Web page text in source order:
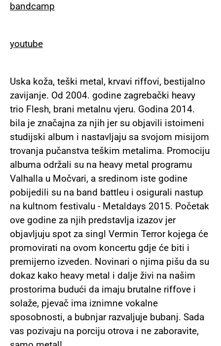
bandcamp
youtube
Uska koža, teški metal, krvavi riffovi, bestijalno
zavijanje. Od 2004. godine zagrebački heavy
trio Flesh, brani metalnu vjeru. Godina 2014.
bila je značajna za njih jer su objavili istoimeni
studijski album i nastavljaju sa svojom misijom
trovanja pučanstva teškim metalima. Promociju
albuma održali su na heavy metal programu
Valhalla u Močvari, a sredinom iste godine
pobijedili su na band battleu i osigurali nastup
na kultnom festivalu - Metaldays 2015. Početak
ove godine za njih predstavlja izazov jer
objavljuju spot za singl Vermin Terror kojega će
promovirati na ovom koncertu gdje će biti i
premijerno izveden. Novinari o njima pišu da su
dokaz kako heavy metal i dalje živi na našim
prostorima budući da imaju brutalne riffove i
solaže, pjevač ima iznimne vokalne
sposobnosti, a bubnjar razvaljuje bubanj. Sada
vas pozivaju na porciju otrova i ne zaboravite,